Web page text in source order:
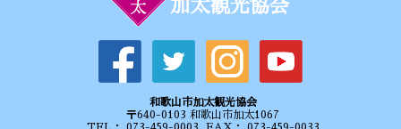
和歌山市加太観光協会
〒640-0103 和歌山市加太1067